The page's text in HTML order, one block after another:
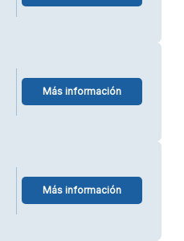
Más información
Más información